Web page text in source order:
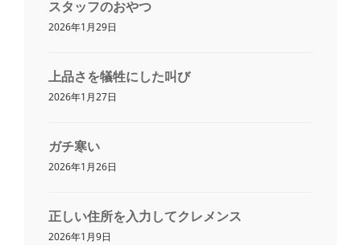
スタッフのおやつ
2026年1月29日
上品さを犠牲にした叫び
2026年1月27日
ガチ寒い
2026年1月26日
正しい住所を入力してクレメンス
2026年1月9日